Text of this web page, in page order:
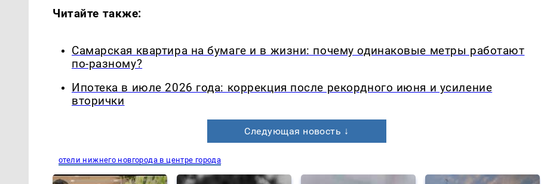
Читайте также:
Самарская квартира на бумаге и в жизни: почему одинаковые метры работают
по-разному?
Ипотека в июле 2026 года: коррекция после рекордного июня и усиление
вторички
Следующая новость ↓
отели нижнего новгорода в центре города